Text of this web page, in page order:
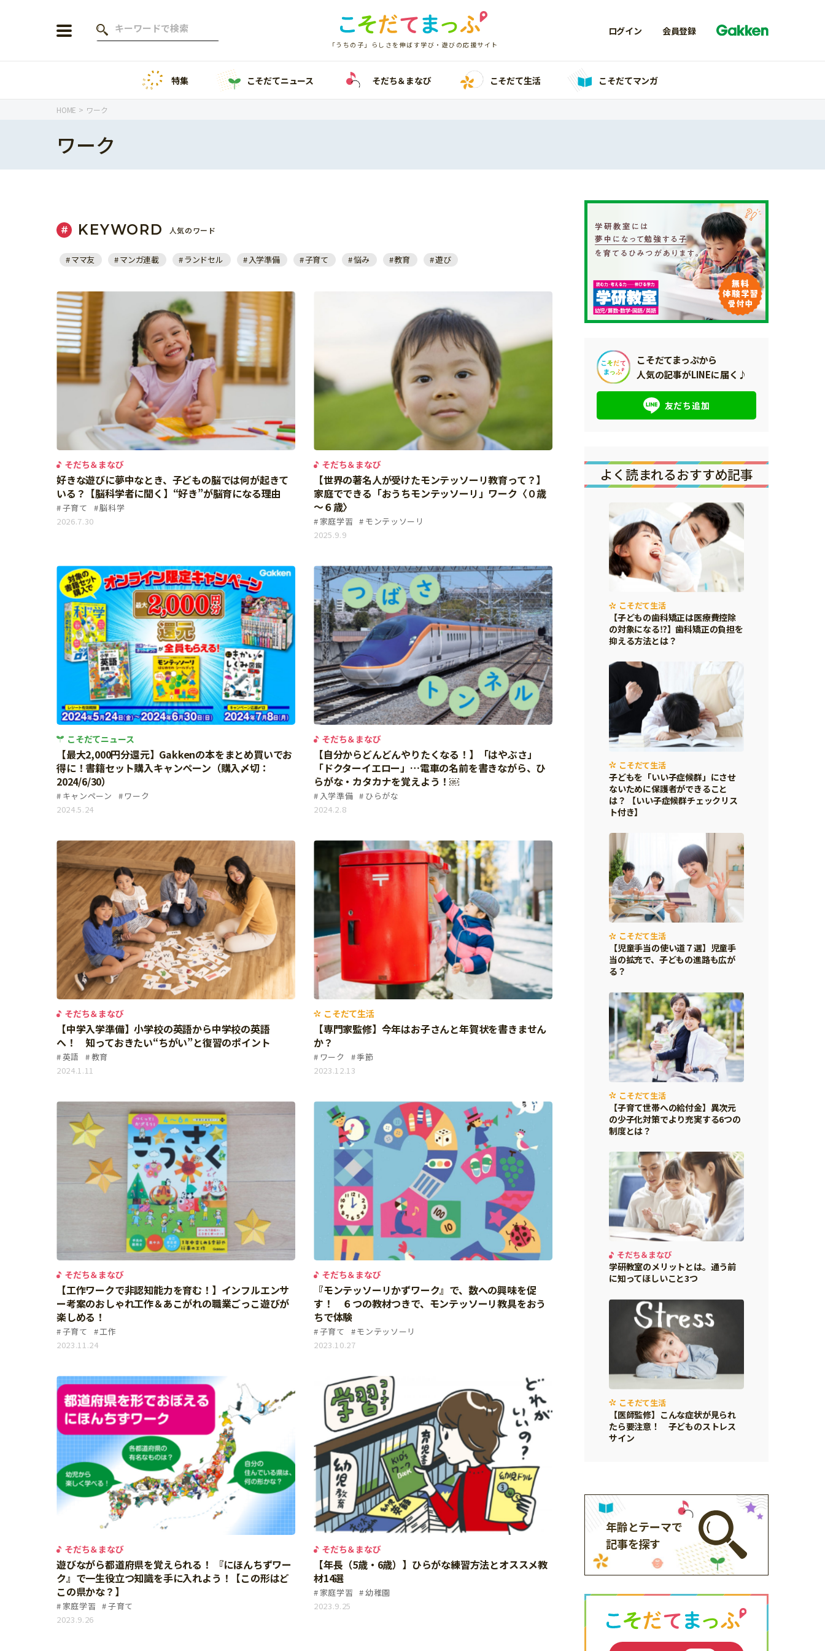
「うちの子」らしさを伸ばす学び・遊びの応援サイト
ログイン 会員登録
年齢から探す
3歳
小学1年生
小学2年生
小学3年生
小学4年生
小学5年生
小学6年生
特集
こそだてニュース
ニュース
ワーク・ドリル
幼稚園・保育園
小学校
科学・プログラミング
絵本・読み聞かせ
自由研究・工作
読書感想文
本・読書
運動・あそび・ゲーム
こそだて生活
住まい
ファッション・美容
行事・イベント
親子でいっしょに
人間関係
おでかけ
家族
料理
健康
こそだてマンガ
「こそだてまっぷ」とは
個⼈情報について
お問い合わせ
特集 こそだてニュース そだち＆まなび こそだて生活 こそだてマンガ
HOME ワーク
ワーク
KEYWORD 人気のワード
ママ友 マンガ連載 ランドセル 入学準備 子育て 悩み 教育 遊び
そだち＆まなび
好きな遊びに夢中なとき、子どもの脳では何が起きて
いる？【脳科学者に聞く】“好き”が脳育になる理由
子育て
脳科学
2026.7.30
そだち＆まなび
【世界の著名人が受けたモンテッソーリ教育って？】
家庭でできる「おうちモンテッソーリ」ワーク〈０歳
～６歳〉
家庭学習
モンテッソーリ
2025.9.9
こそだてニュース
【最大2,000円分還元】Gakkenの本をまとめ買いでお
得に！書籍セット購入キャンペーン（購入〆切：
2024/6/30）
キャンペーン
ワーク
2024.5.24
そだち＆まなび
【自分からどんどんやりたくなる！】「はやぶさ」
「ドクターイエロー」…電車の名前を書きながら、ひ
らがな・カタカナを覚えよう！￼
入学準備
ひらがな
2024.2.8
そだち＆まなび
【中学入学準備】小学校の英語から中学校の英語
へ！ 知っておきたい“ちがい”と復習のポイント
英語
教育
2024.1.11
こそだて生活
【専門家監修】今年はお子さんと年賀状を書きません
か？
ワーク
季節
2023.12.13
そだち＆まなび
【工作ワークで非認知能力を育む！】インフルエンサ
ー考案のおしゃれ工作＆あこがれの職業ごっこ遊びが
楽しめる！
子育て
工作
2023.11.24
そだち＆まなび
『モンテッソーリかずワーク』で、数への興味を促
す！ ６つの教材つきで、モンテッソーリ教具をおう
ちで体験
子育て
モンテッソーリ
2023.10.27
そだち＆まなび
遊びながら都道府県を覚えられる！ 『にほんちずワー
ク』で一生役立つ知識を手に入れよう！【この形はど
この県かな？】
家庭学習
子育て
2023.9.26
そだち＆まなび
【年長（5歳・6歳）】ひらがな練習方法とオススメ教
材14選
家庭学習
幼稚園
2023.9.25
こそだてまっぷから
人気の記事がLINEに届く♪
友だち追加
よく読まれるおすすめ記事
こそだて生活
【子どもの歯科矯正は医療費控除
の対象になる⁉】歯科矯正の負担を
抑える方法とは？
こそだて生活
子どもを「いい子症候群」にさせ
ないために保護者ができること
は？ 【いい子症候群チェックリス
ト付き】
こそだて生活
【児童手当の使い道７選】児童手
当の拡充で、子どもの進路も広が
る？
こそだて生活
【子育て世帯への給付金】異次元
の少子化対策でより充実する6つの
制度とは？
そだち＆まなび
学研教室のメリットとは。通う前
に知ってほしいこと3つ
こそだて生活
【医師監修】こんな症状が見られ
たら要注意！ 子どものストレス
サイン
年齢とテーマで
記事を探す